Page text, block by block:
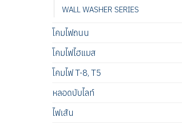
WALL WASHER SERIES
โคมไฟถนน
โคมไฟไฮแมส
โคมไฟ T-8, T5
หลอดบับไลท์
ไฟเส้น